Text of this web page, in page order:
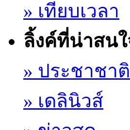
» เทียบเวลา
ลิ้งค์ที่น่าสนใ
» ประชาชา
» เดลินิวส์